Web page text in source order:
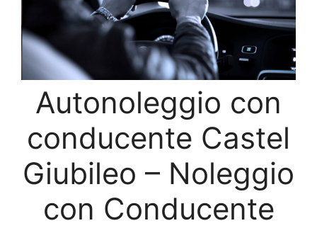
Autonoleggio con
conducente Castel
Giubileo – Noleggio
con Conducente